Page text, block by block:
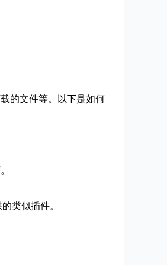
的文件等。以下是如何
类似插件。